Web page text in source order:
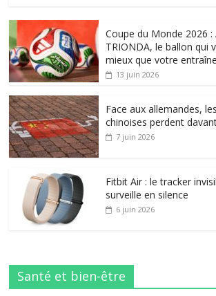
Coupe du Monde 2026 :
TRIONDA, le ballon qui
mieux que votre
13 juin 2026
Face aux allemandes,
chinoises perdent
7 juin 2026
Fitbit Air : le tracker
surveille en silence
6 juin 2026
Santé et bien-être